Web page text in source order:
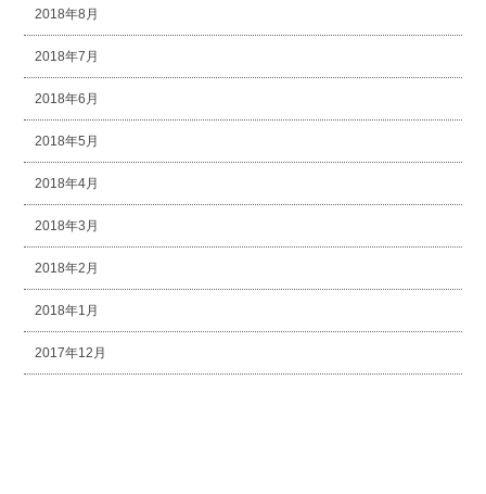
2018年8月
2018年7月
2018年6月
2018年5月
2018年4月
2018年3月
2018年2月
2018年1月
2017年12月